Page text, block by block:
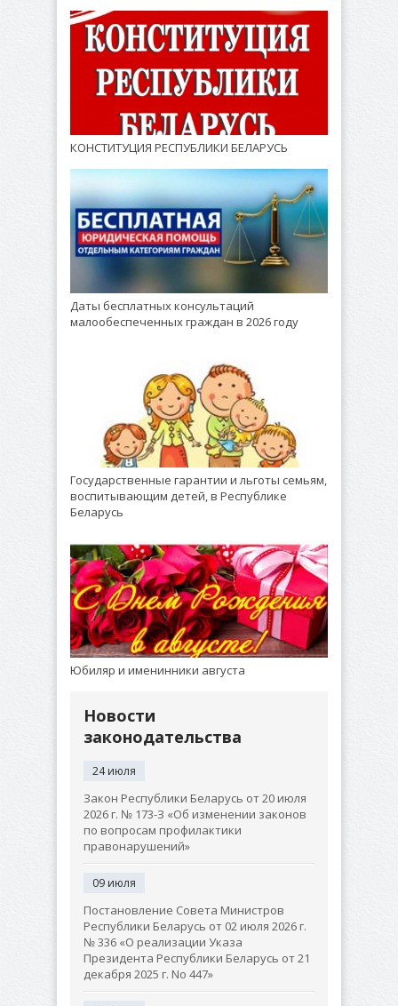
КОНСТИТУЦИЯ РЕСПУБЛИКИ БЕЛАРУСЬ
Даты бесплатных консультаций
малообеспеченных граждан в 2026 году
Государственные гарантии и льготы семьям,
воспитывающим детей, в Республике
Беларусь
Юбиляр и именинники августа
Новости
законодательства
24 июля
Закон Республики Беларусь от 20 июля
2026 г. № 173-З «Об изменении законов
по вопросам профилактики
правонарушений»
09 июля
Постановление Совета Министров
Республики Беларусь от 02 июля 2026 г.
№ 336 «О реализации Указа
Президента Республики Беларусь от 21
декабря 2025 г. No 447»